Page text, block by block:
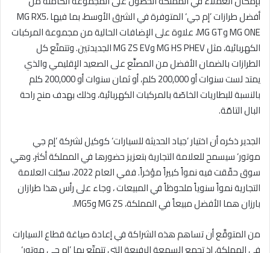
أفضل طرازات ’إم جي‘ المتوفرة في الشرق الأوسط، بما فيها MG RX5،
MG ONE وMG GT، علاوة على الإضافات الحالية من مجموعة المركبات
الكهربائية، مثل MG HS PHEV وMG ZS EV الجديدتين. وتتمتّع كل
الطرازات بالضمان الأفضل من المصنِّع على الصعيد الإقليمي والذي
يمتد لست سنوات أو 200,000 كلم، أو ثمان سنوات أو 200,000 كلم
بالنسبة للبطاريات الخاصّة بالمركبات الكهربائية، وذلك بهدف منح راحة
البال التامّة.
الجدير ذكره أن اختيار ’جياد الحديثة للسيارات‘ كوكيل لشركة ’إم جي
موتور‘ سيسمح للعلامة التجارية بتعزيز حضورها في المملكة أكثر، وهي
سوق حقّقت فيه نمواً كبيراً مؤخراً. ففي العام 2022، سجّلت العلامة
التجارية نمواً سنوياً ملحوظاً في المبيعات ، وجاء على رأس هذا طرازان
بارزان هما الأفضل مبيعاً في المملكة، MG ZS وMG5.
من المتوقَّع أن تساهم هذه الشراكة في إعادة صياغة قطاع السيارات
في المملكة، إذ تجمع السمعة الرفيعة التي تتمتّع بها ’إم جي موتور‘